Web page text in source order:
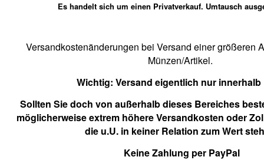
Es handelt sich um einen Privatverkauf. Umtausch
Versandkostenänderungen bei Versand einer größeren
Münzen/Artikel.
Wichtig: Versand eigentlich nur innerhalb
Sollten Sie doch von außerhalb dieses Bereiches
möglicherweise extrem höhere Versandkosten oder
die u.U. in keiner Relation zum Wert
Keine Zahlung per PayPal